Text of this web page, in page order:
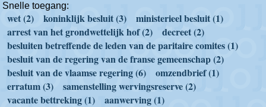
Snelle toegang:
wet (2) koninklijk besluit (3)
ministerieel besluit (1)
arrest van het grondwettelijk hof (2)
decreet (2)
besluiten betreffende de leden van de paritaire comites (1)
besluit van de regering van de franse gemeenschap (2)
besluit van de vlaamse regering (6)
omzendbrief (1)
erratum (3)
samenstelling wervingsreserve (2)
vacante bettreking (1)
aanwerving (1)